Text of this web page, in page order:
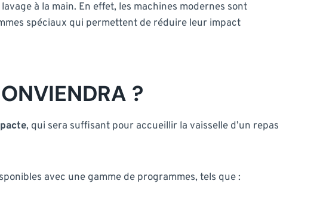
à la main. En effet, les machines modernes sont
spéciaux qui permettent de réduire leur impact
?
, qui sera suffisant pour accueillir la vaisselle d’un repas
avec une gamme de programmes, tels que :